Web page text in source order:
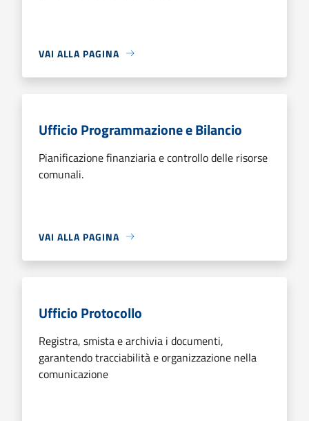
VAI ALLA PAGINA
Ufficio Programmazione e Bilancio
Pianificazione finanziaria e controllo delle risorse
comunali.
VAI ALLA PAGINA
Ufficio Protocollo
Registra, smista e archivia i documenti,
garantendo tracciabilità e organizzazione nella
comunicazione